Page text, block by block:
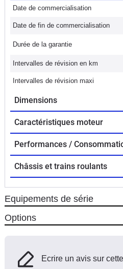
Date de commercialisation
Date de fin de commercialisation
Durée de la garantie
Intervalles de révision en km
Intervalles de révision maxi
Dimensions
Caractéristiques moteur
Performances /
Châssis et trains roulants
Equipements de série
Options
Ecrire un avis sur